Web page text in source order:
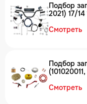
Подбор
2021) 17/14
Смотреть
Подбор
Смотреть